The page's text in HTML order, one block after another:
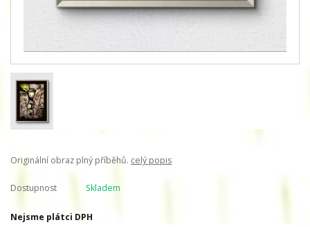
Originální obraz plný příběhů. celý popis
Dostupnost Skladem
Nejsme plátci DPH